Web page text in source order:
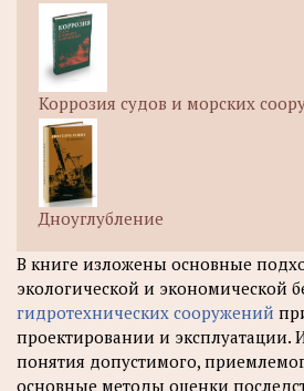
Коррозия судов и морских
Дноуглубление
В книге изложены основные
экологической и экономической
гидротехнических сооружений
проектировании и эксплуатации.
понятия допустимого,
основные методы оценки